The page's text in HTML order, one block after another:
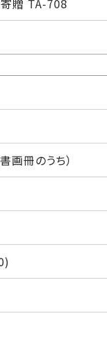
贈 TA-708
画冊のうち）